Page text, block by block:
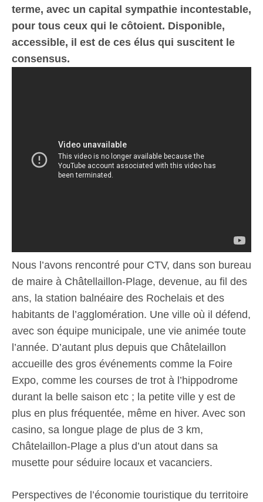
terme, avec un capital sympathie incontestable,
pour tous ceux qui le côtoient. Disponible,
accessible, il est de ces élus qui suscitent le
consensus.
Nous l’avons rencontré pour CTV, dans son bureau
de maire à Châtellaillon-Plage, devenue, au fil des
ans, la station balnéaire des Rochelais et des
habitants de l’agglomération. Une ville où il défend,
avec son équipe municipale, une vie animée toute
l’année. D’autant plus depuis que Châtelaillon
accueille des gros événements comme la Foire
Expo, comme les courses de trot à l’hippodrome
durant la belle saison etc ; la petite ville y est de
plus en plus fréquentée, même en hiver. Avec son
casino, sa longue plage de plus de 3 km,
Châtelaillon-Plage a plus d’un atout dans sa
musette pour séduire locaux et vacanciers.
Perspectives de l’économie touristique du territoire